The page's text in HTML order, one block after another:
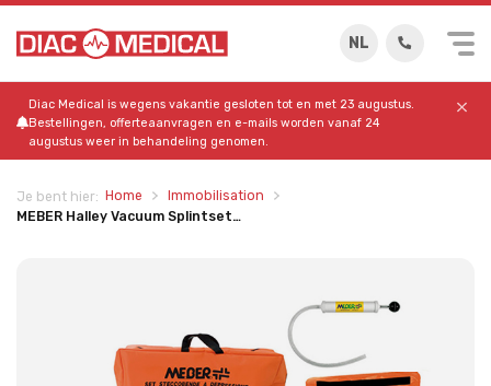
NL
Diac Medical is wegens vakantie gesloten tot en met 23 augustus.
Bestellingen, offerteaanvragen en e-mails worden vanaf 24
augustus weer in behandeling genomen.
Je bent hier: Home
Immobilisation
MEBER Halley Vacuum Splintset…